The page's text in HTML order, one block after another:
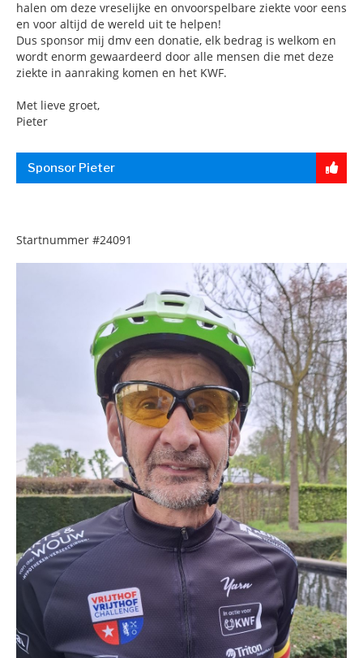
halen om deze vreselijke en onvoorspelbare ziekte voor eens
en voor altijd de wereld uit te helpen!
Dus sponsor mij dmv een donatie, elk bedrag is welkom en
wordt enorm gewaardeerd door alle mensen die met deze
ziekte in aanraking komen en het KWF.
Met lieve groet,
Pieter
Sponsor Pieter
Startnummer #24091